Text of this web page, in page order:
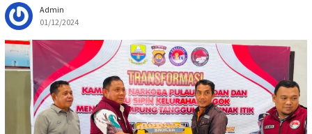
Admin
01/12/2024